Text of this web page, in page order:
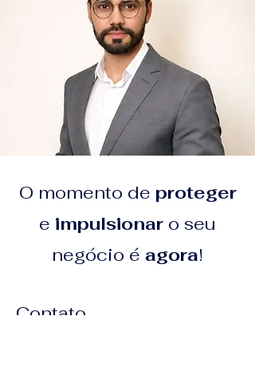
O momento de proteger
e impulsionar o seu
negócio é agora!
Contato